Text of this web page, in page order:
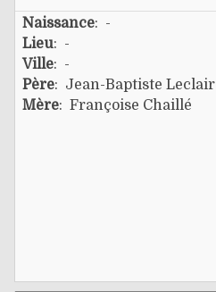
Naissance: -
Lieu: -
Ville: -
Père: Jean-Baptiste Leclair
Mère: Françoise Chaillé